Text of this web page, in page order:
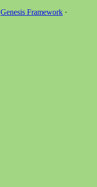
Genesis Framework ·